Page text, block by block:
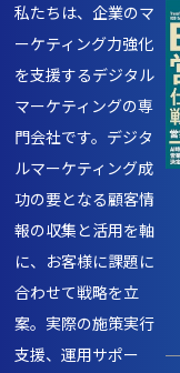
私たちは、企業のマ
ーケティング力強化
を支援するデジタル
マーケティングの専
門会社です。デジタ
ルマーケティング成
功の要となる顧客情
報の収集と活用を軸
に、お客様に課題に
合わせて戦略を立
案。実際の施策実行
支援、運用サポー